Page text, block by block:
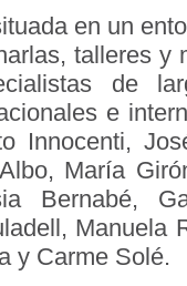
en un
talleres y
de
e
Innocenti,
María
Bernabé,
Manuela
y Carme Solé.